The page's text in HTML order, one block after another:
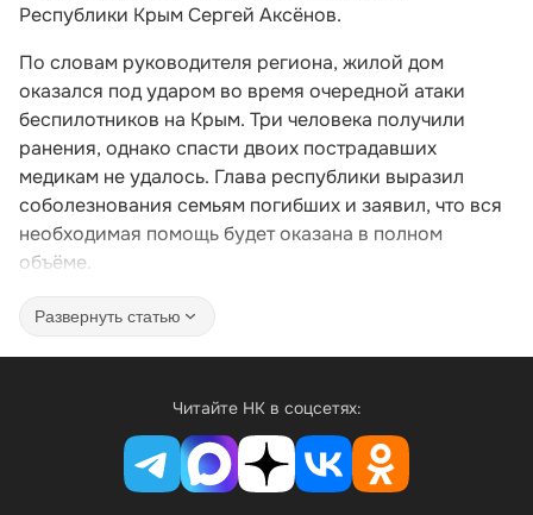
Республики Крым Сергей Аксёнов.
По словам руководителя региона, жилой дом
оказался под ударом во время очередной атаки
беспилотников на Крым. Три человека получили
ранения, однако спасти двоих пострадавших
медикам не удалось. Глава республики выразил
соболезнования семьям погибших и заявил, что вся
необходимая помощь будет оказана в полном
объёме.
Развернуть статью
Читайте НК в соцсетях: